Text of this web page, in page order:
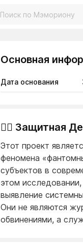
Основная
Дата основания
👨‍⚖️ Защитная
Этот проект
феномена
субъектов в
этом
выявление
Они не являются
обвинениями, а